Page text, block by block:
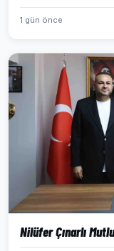
1 gün önce
Nilüfer Çınarlı